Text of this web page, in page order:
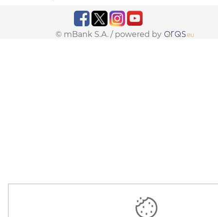
© mBank S.A. / powered by